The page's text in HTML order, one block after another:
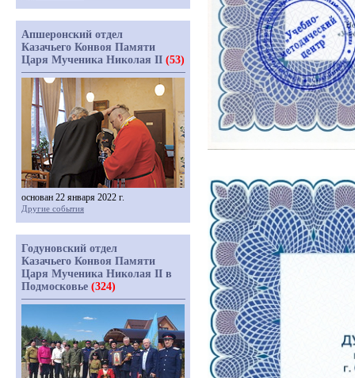
Апшеронский отдел
Казачьего Конвоя Памяти
Царя Мученика Николая II (53)
основан 22 января 2022 г.
Другие события
Годуновский отдел
Казачьего Конвоя Памяти
Царя Мученика Николая II в
Подмосковье (324)